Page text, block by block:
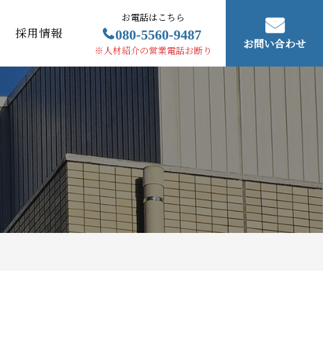
採用情報
お電話はこちら
080-5560-9487
※人材紹介の営業電話お断り
お問い合わせ